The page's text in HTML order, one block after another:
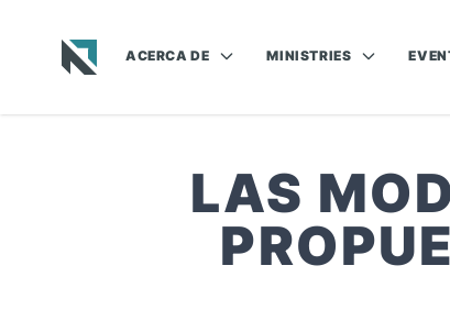
ACERCA DE MINISTRIES
LAS